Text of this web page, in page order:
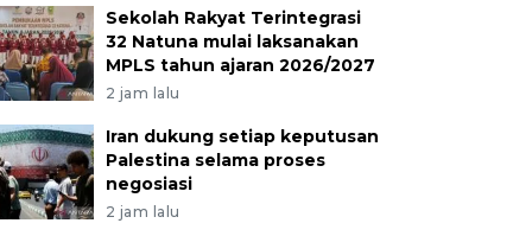
Sekolah Rakyat Terintegrasi
32 Natuna mulai laksanakan
MPLS tahun ajaran 2026/2027
2 jam lalu
Iran dukung setiap keputusan
Palestina selama proses
negosiasi
2 jam lalu